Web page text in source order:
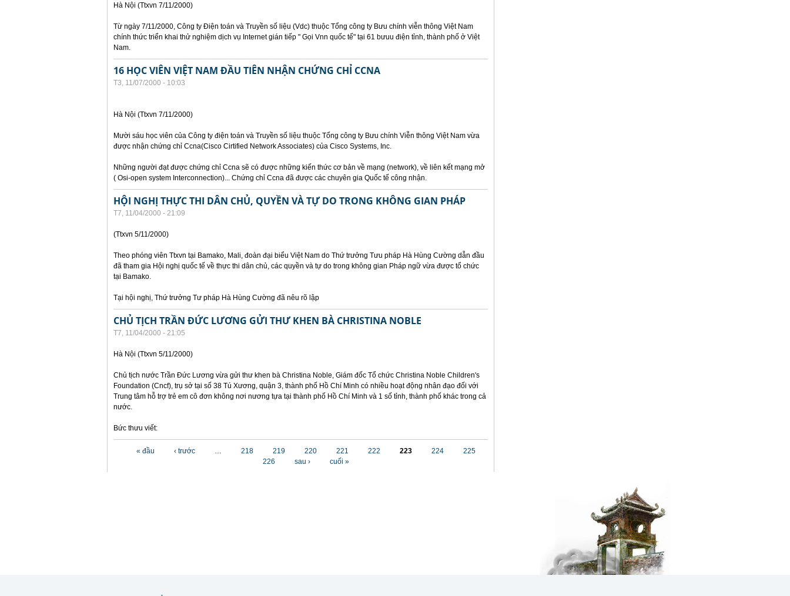
Hà Nội (Ttxvn 7/11/2000)
Từ ngày 7/11/2000, Công ty Điện toán và Truyền số liệu (Vdc) thuộc Tổng công ty Bưu chính viễn thông Việt Nam
chính thức triển khai thử nghiệm dịch vụ Internet gián tiếp " Gọi Vnn quốc tế" tại 61 bưuu điện tỉnh, thành phố ở Việt
Nam.
16 HỌC VIÊN VIỆT NAM ĐẦU TIÊN NHẬN CHỨNG CHỈ CCNA
T3, 11/07/2000 - 10:03
Hà Nội (Ttxvn 7/11/2000)
Mười sáu học viên của Công ty điện toán và Truyền số liệu thuộc Tổng công ty Bưu chính Viễn thông Việt Nam vừa
được nhận chứng chỉ Ccna(Cisco Cirtified Network Associates) của Cisco Systems, Inc.
Những người đạt được chứng chỉ Ccna sẽ có được những kiến thức cơ bản về mạng (network), về liên kết mạng mở
( Osi-open system Interconnection)... Chứng chỉ Ccna đã được các chuyên gia Quốc tế công nhận.
HỘI NGHỊ THỰC THI DÂN CHỦ, QUYỀN VÀ TỰ DO TRONG KHÔNG GIAN PHÁP
T7, 11/04/2000 - 21:09
(Ttxvn 5/11/2000)
Theo phóng viên Ttxvn tại Bamako, Mali, đoàn đại biểu Việt Nam do Thứ trưởng Tưu pháp Hà Hùng Cường dẫn đầu
đã tham gia Hội nghị quốc tế về thực thi dân chủ, các quyền và tự do trong không gian Pháp ngữ vừa được tổ chức
tại Bamako.
Tại hội nghị, Thứ trưởng Tư pháp Hà Hùng Cường đã nêu rõ lập
CHỦ TỊCH TRẦN ĐỨC LƯƠNG GỬI THƯ KHEN BÀ CHRISTINA NOBLE
T7, 11/04/2000 - 21:05
Hà Nội (Ttxvn 5/11/2000)
Chủ tịch nước Trần Đức Lương vừa gửi thư khen bà Christina Noble, Giám đốc Tổ chức Christina Noble Children's
Foundation (Cncf), trụ sở tại số 38 Tú Xương, quận 3, thành phố Hồ Chí Minh có nhiều hoạt động nhân đạo đối với
Trung tâm hỗ trợ trẻ em cô đơn không nơi nương tựa tại thành phố Hồ Chí Minh và 1 số tỉnh, thành phố khác trong cả
nước.
Bức thưu viết:
« đầu ‹ trước … 218 219 220 221 222 223 224
225
226
sau › cuối »